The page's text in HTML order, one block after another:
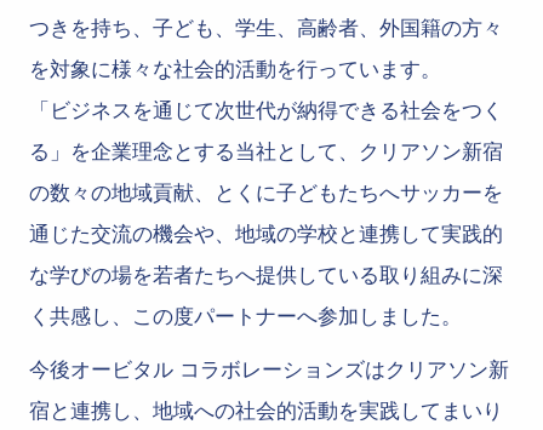
つきを持ち、子ども、学生、高齢者、外国籍の方々
を対象に様々な社会的活動を行っています。
「ビジネスを通じて次世代が納得できる社会をつく
る」を企業理念とする当社として、クリアソン新宿
の数々の地域貢献、とくに子どもたちへサッカーを
通じた交流の機会や、地域の学校と連携して実践的
な学びの場を若者たちへ提供している取り組みに深
く共感し、この度パートナーへ参加しました。
今後オービタル コラボレーションズはクリアソン新
宿と連携し、地域への社会的活動を実践してまいり